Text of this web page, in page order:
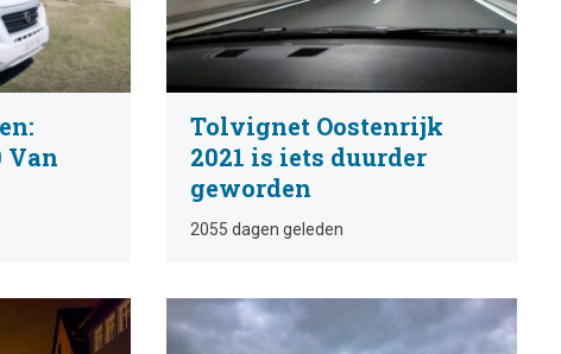
Van
Tolvignet Oostenrijk
2021 is iets duurder
geworden
2055 dagen geleden